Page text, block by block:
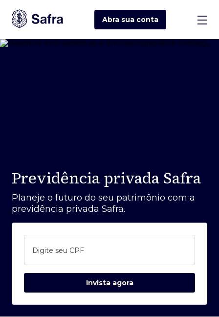
Abra sua conta
Previdência privada Safra
Planeje o futuro do seu patrimônio com a
previdência privada Safra.
Digite seu CPF
Invista agora